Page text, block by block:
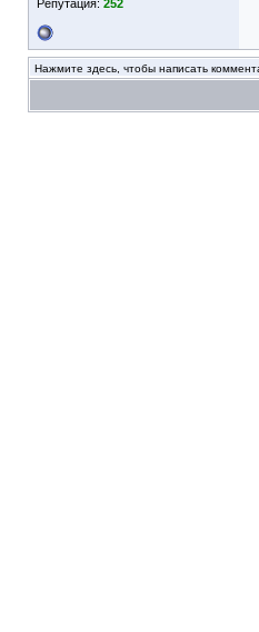
Репутация: 252
Нажмите здесь, чтобы написать